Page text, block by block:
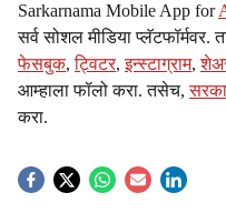
Sarkarnama Mobile App for
सर्व सोशल मीडिया प्लॅटफॉर्मवर.
फेसबुक,ट्विटर,इन्स्टाग्राम,
आम्हाला फॉलो करा. तसेच,
करा.